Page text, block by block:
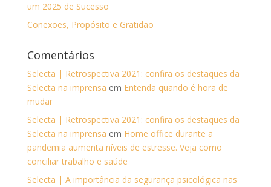
um 2025 de Sucesso
Conexões, Propósito e Gratidão
Comentários
Selecta | Retrospectiva 2021: confira os destaques da
Selecta na imprensa em Entenda quando é hora de
mudar
Selecta | Retrospectiva 2021: confira os destaques da
Selecta na imprensa em Home office durante a
pandemia aumenta níveis de estresse. Veja como
conciliar trabalho e saúde
Selecta | A importância da segurança psicológica nas